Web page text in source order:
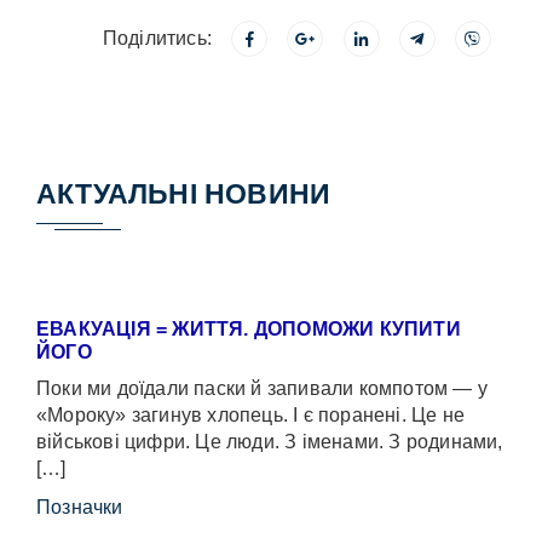
Поділитись:
АКТУАЛЬНІ НОВИНИ
ЕВАКУАЦІЯ = ЖИТТЯ. ДОПОМОЖИ КУПИТИ
ЙОГО
Поки ми доїдали паски й запивали компотом — у
«Мороку» загинув хлопець. І є поранені. Це не
військові цифри. Це люди. З іменами. З родинами,
[…]
Позначки